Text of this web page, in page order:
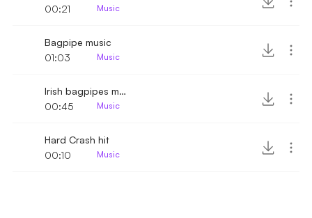
00:21
Music
Bagpipe music
01:03
Music
Irish bagpipes music
00:45
Music
Hard Crash hit
00:10
Music